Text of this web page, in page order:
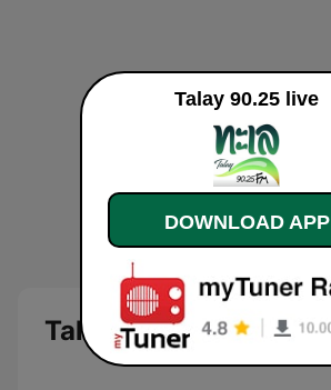
Talay 90.25
Talay 90.25 live
DOWNLOAD APP